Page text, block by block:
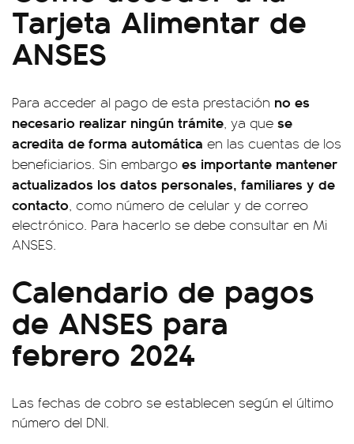
Tarjeta Alimentar de
ANSES
Para acceder al pago de esta prestación no es
necesario realizar ningún trámite, ya que se
acredita de forma automática en las cuentas de los
beneficiarios. Sin embargo es importante mantener
actualizados los datos personales, familiares y de
contacto, como número de celular y de correo
electrónico. Para hacerlo se debe consultar en Mi
ANSES.
Calendario de pagos
de ANSES para
febrero 2024
Las fechas de cobro se establecen según el último
número del DNI.